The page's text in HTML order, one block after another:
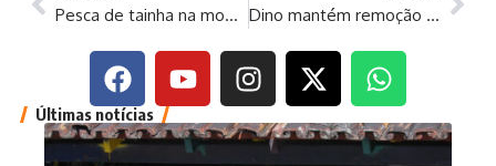
Pesca de tainha na modalidade arrasto de praia está suspensa Dino mantém remoção de vídeos de vereador que ofendeu adversário
Últimas notícias